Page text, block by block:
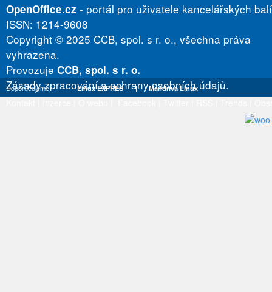
OpenOffice.cz - portál pro uživatele kancelářských
ISSN: 1214-9608
Copyright © 2025 CCB, spol. s r. o., všechna práva
vyhrazena.
Provozuje CCB, spol. s r. o.
Zásady zpracování a ochrany osobních údajů.
Doporučujeme Linux EXPRES | Mandriva Linux